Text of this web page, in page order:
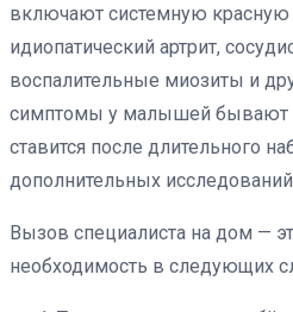
включают системную
идиопатический артрит,
воспалительные миозиты и
симптомы у малышей бывают
ставится после длительного
дополнительных
Вызов специалиста на дом —
необходимость в следующих